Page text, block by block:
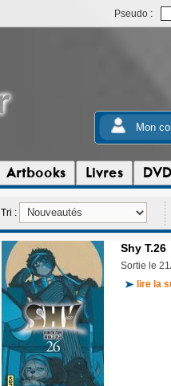
Pseudo :
Mon
Artbooks Livres DVD
Tri :
Shy T.26
Sortie le
lire la